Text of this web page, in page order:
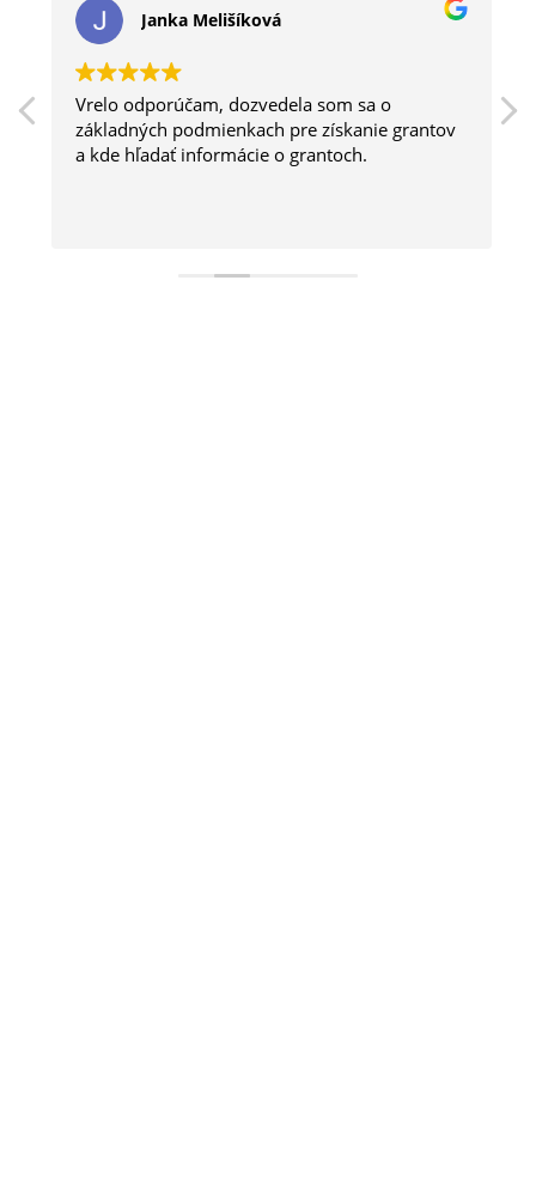
Janka Melišíková
Vrelo odporúčam, dozvedela som sa o
základných podmienkach pre získanie grantov
a kde hľadať informácie o grantoch.